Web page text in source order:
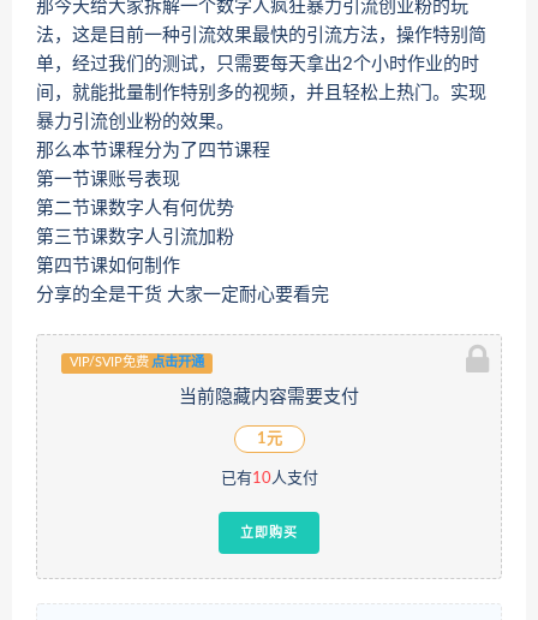
那今天给大家拆解一个数字人疯狂暴力引流创业粉的玩
法，这是目前一种引流效果最快的引流方法，操作特别简
单，经过我们的测试，只需要每天拿出2个小时作业的时
间，就能批量制作特别多的视频，并且轻松上热门。实现
暴力引流创业粉的效果。
那么本节课程分为了四节课程
第一节课账号表现
第二节课数字人有何优势
第三节课数字人引流加粉
第四节课如何制作
分享的全是干货 大家一定耐心要看完
VIP/SVIP免费 点击开通
当前隐藏内容需要支付
1元
已有10人支付
立即购买